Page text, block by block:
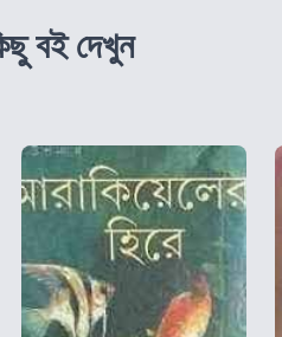
বই দেখুন